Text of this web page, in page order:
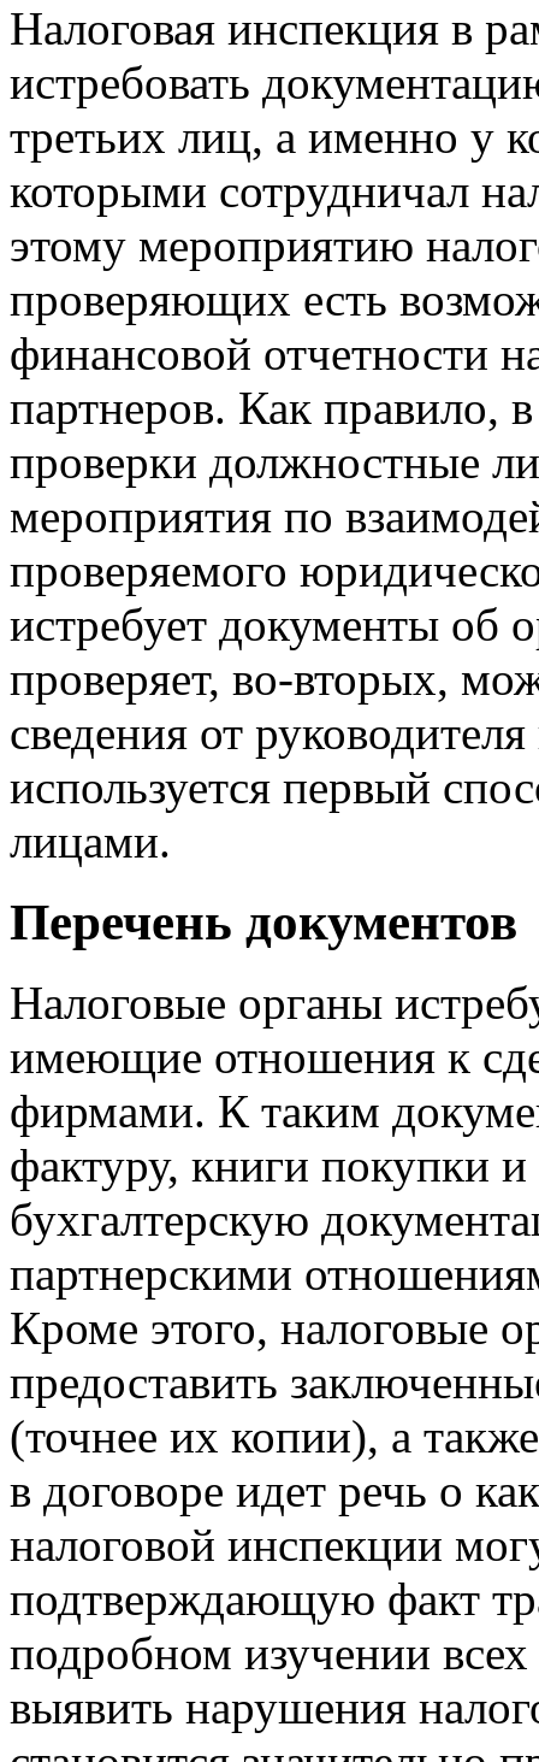
Налоговая инспекция в
истребовать
третьих лиц, а именно у
которыми сотрудничал
этому мероприятию
проверяющих есть
финансовой отчетности
партнеров. Как правило,
проверки должностные
мероприятия по
проверяемого
истребует документы об
проверяет, во-вторых,
сведения от
используется первый
лицами.
Перечень документов
Налоговые органы
имеющие отношения к
фирмами. К таким
фактуру, книги покупки
бухгалтерскую
партнерскими
Кроме этого, налоговые
предоставить
(точнее их копии), а
в договоре идет речь о
налоговой инспекции
подтверждающую факт
подробном изучении
выявить нарушения